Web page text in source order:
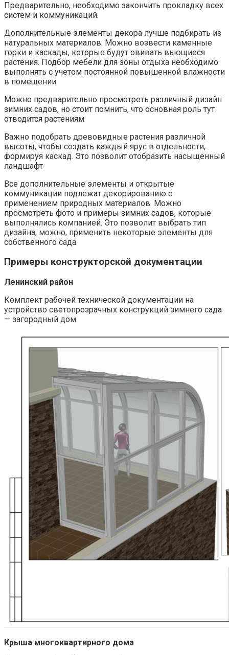
Предварительно, необходимо закончить прокладку всех
систем и коммуникаций.
Дополнительные элементы декора лучше подбирать из
натуральных материалов. Можно возвести каменные
горки и каскады, которые будут овивать вьющиеся
растения. Подбор мебели для зоны отдыха необходимо
выполнять с учетом постоянной повышенной влажности
в помещении.
Можно предварительно просмотреть различный дизайн
зимних садов, но стоит помнить, что основная роль тут
отводится растениям
Важно подобрать древовидные растения различной
высоты, чтобы создать каждый ярус в отдельности,
формируя каскад. Это позволит отобразить насыщенный
ландшафт
Все дополнительные элементы и открытые
коммуникации подлежат декорированию с
применением природных материалов. Можно
просмотреть фото и примеры зимних садов, которые
выполнялись компанией. Это позволит выбрать тип
дизайна, можно, применить некоторые элементы для
собственного сада.
Примеры конструкторской документации
Ленинский район
Комплект рабочей технической документации на
устройство светопрозрачных конструкций зимнего сада
— загородный дом
Крыша многоквартирного дома